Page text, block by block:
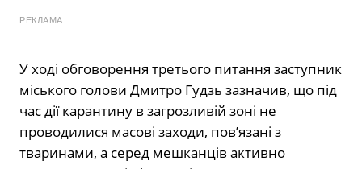
РЕКЛАМА
У ході обговорення третього питання заступник
міського голови Дмитро Гудзь зазначив, що під
час дії карантину в загрозливій зоні не
проводилися масові заходи, пов’язані з
тваринами, а серед мешканців активно